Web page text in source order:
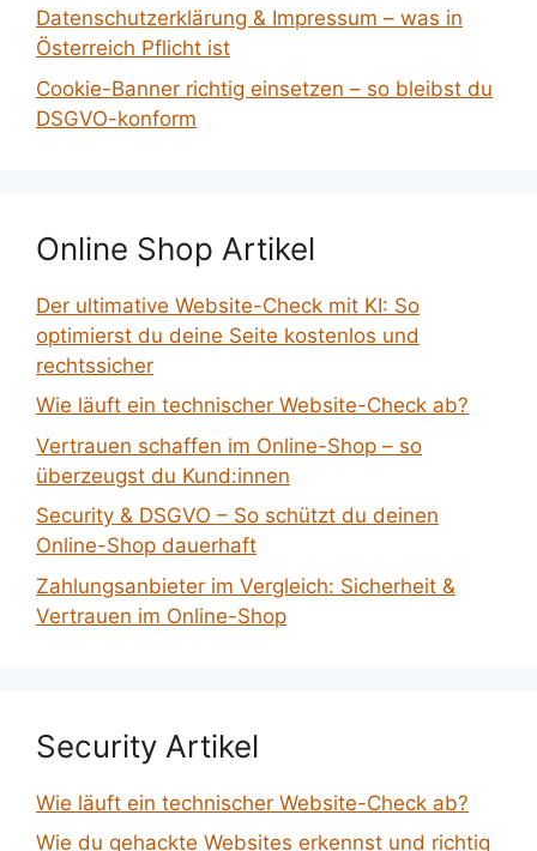
Datenschutzerklärung & Impressum – was in
Österreich Pflicht ist
Cookie-Banner richtig einsetzen – so bleibst du
DSGVO-konform
Online Shop Artikel
Der ultimative Website-Check mit KI: So
optimierst du deine Seite kostenlos und
rechtssicher
Wie läuft ein technischer Website-Check ab?
Vertrauen schaffen im Online-Shop – so
überzeugst du Kund:innen
Security & DSGVO – So schützt du deinen
Online-Shop dauerhaft
Zahlungsanbieter im Vergleich: Sicherheit &
Vertrauen im Online-Shop
Security Artikel
Wie läuft ein technischer Website-Check ab?
Wie du gehackte Websites erkennst und richtig